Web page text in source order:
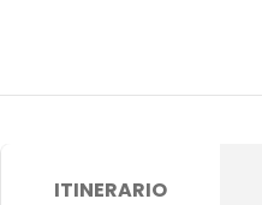
ITINERARIO